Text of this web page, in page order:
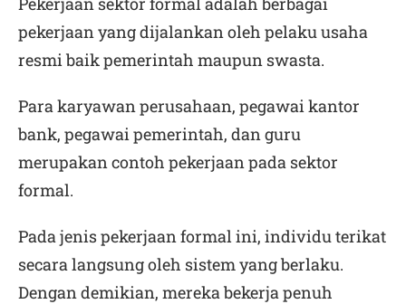
pekerjaan yang dijalankan oleh pelaku usaha
resmi baik pemerintah maupun swasta.
Para karyawan perusahaan, pegawai kantor
bank, pegawai pemerintah, dan guru
merupakan contoh pekerjaan pada sektor
formal.
Pada jenis pekerjaan formal ini, individu terikat
secara langsung oleh sistem yang berlaku.
Dengan demikian, mereka bekerja penuh